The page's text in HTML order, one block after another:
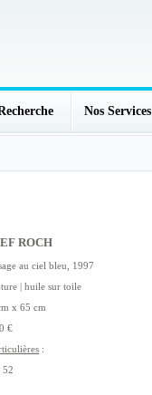
Nos Services
ROCH
au ciel bleu, 1997
| huile sur toile
x 65 cm
€
:
52